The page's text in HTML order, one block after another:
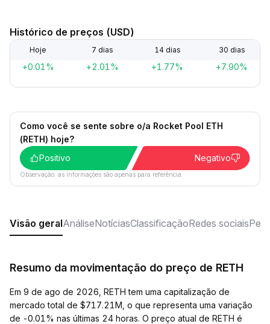
Histórico de preços (USD)
Hoje 7 dias 14 dias 30 dias
+0.01% +2.01% +1.77% +7.90%
Como você se sente sobre o/a Rocket Pool ETH
(RETH) hoje?
Positivo
Negativo
Observação: as informações são apenas para referência.
Visão geralAnáliseNotíciasClassificaçãoRedes sociais
Resumo da movimentação do preço de RETH
Em 9 de ago de 2026, RETH tem uma capitalização de
mercado total de $717.21M, o que representa uma variação
de -0.01% nas últimas 24 horas. O preço atual de RETH é